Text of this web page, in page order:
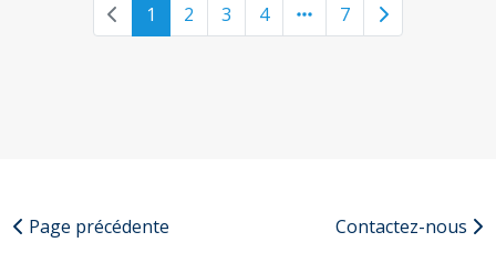
Previous page
1 2 3 4 7 Next page
Page précédente Contactez-nous